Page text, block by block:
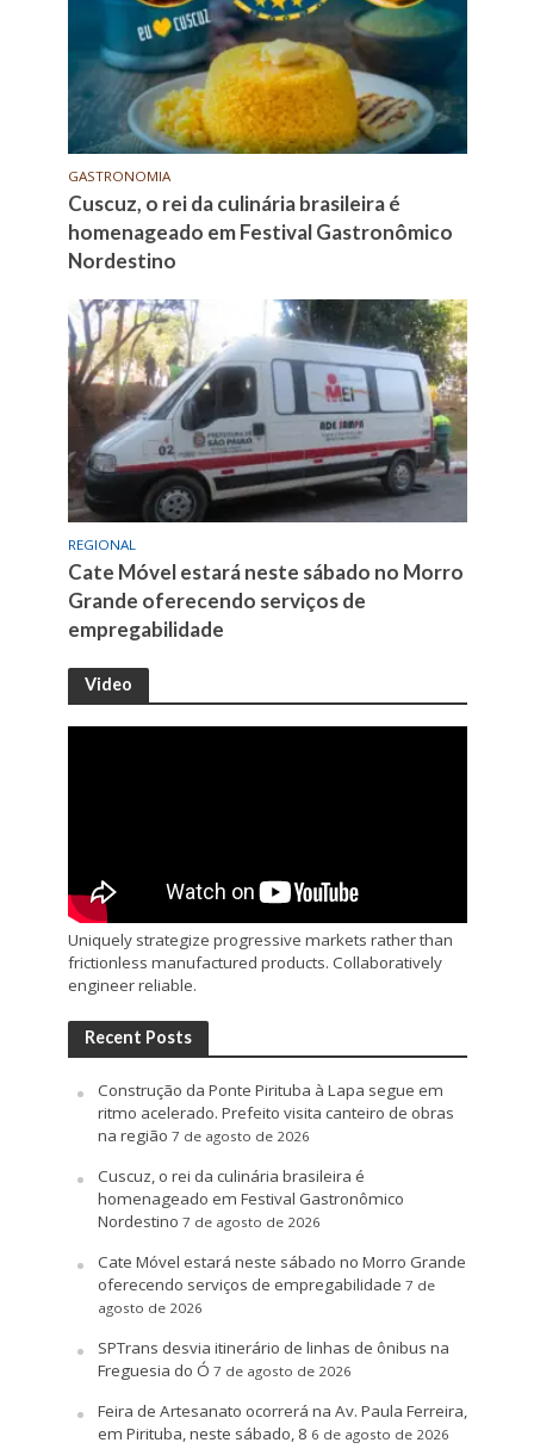
GASTRONOMIA
Cuscuz, o rei da culinária brasileira é
homenageado em Festival Gastronômico
Nordestino
REGIONAL
Cate Móvel estará neste sábado no Morro
Grande oferecendo serviços de
empregabilidade
Video
Uniquely strategize progressive markets rather than
frictionless manufactured products. Collaboratively
engineer reliable.
Recent Posts
Construção da Ponte Pirituba à Lapa segue em
ritmo acelerado. Prefeito visita canteiro de obras
na região 7 de agosto de 2026
Cuscuz, o rei da culinária brasileira é
homenageado em Festival Gastronômico
Nordestino 7 de agosto de 2026
Cate Móvel estará neste sábado no Morro Grande
oferecendo serviços de empregabilidade 7 de
agosto de 2026
SPTrans desvia itinerário de linhas de ônibus na
Freguesia do Ó 7 de agosto de 2026
Feira de Artesanato ocorrerá na Av. Paula Ferreira,
em Pirituba, neste sábado, 8 6 de agosto de 2026